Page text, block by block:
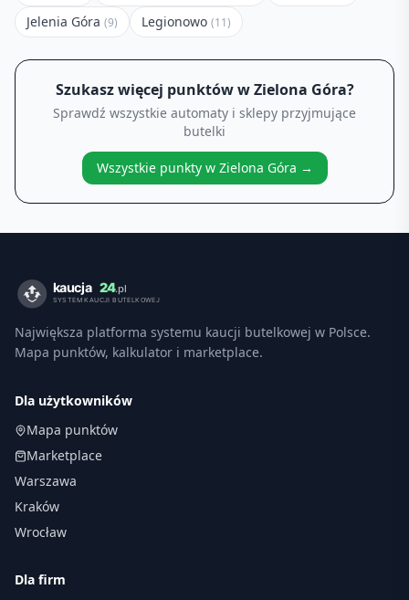
Jelenia Góra (9) Legionowo (11)
Szukasz więcej punktów wZielona Góra?
Sprawdź wszystkie automaty i sklepy przyjmujące
butelki
Wszystkie punkty w Zielona Góra →
Największa platforma systemu kaucji butelkowej w Polsce.
Mapa punktów, kalkulator i marketplace.
Dla użytkowników
Mapa punktów
Marketplace
Warszawa
Kraków
Wrocław
Dla firm